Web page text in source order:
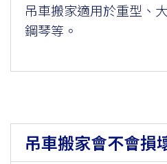
吊車搬家適用於重型、
鋼琴等。
吊車搬家會不會損